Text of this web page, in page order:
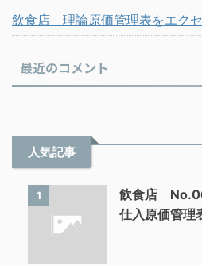
飲食店 理論原価管理表をエク
最近のコメント
人気記事
1
飲食店
仕入原価管理